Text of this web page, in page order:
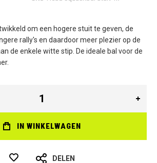
om een hogere stuit te geven, de
rally's en daardoor meer plezier op de
de enkele witte stip. De ideale bal voor de
IN WINKELWAGEN
DELEN